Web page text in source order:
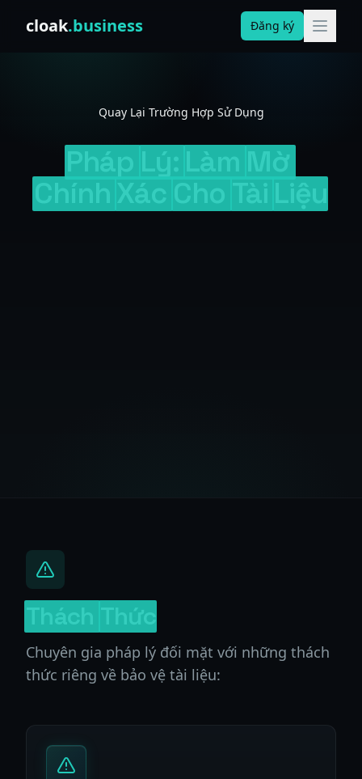
cloak.business Đăng ký
Quay Lại Trường Hợp Sử Dụng
Chuyên gia pháp lý đối mặt với những thách
thức riêng về bảo vệ tài liệu: